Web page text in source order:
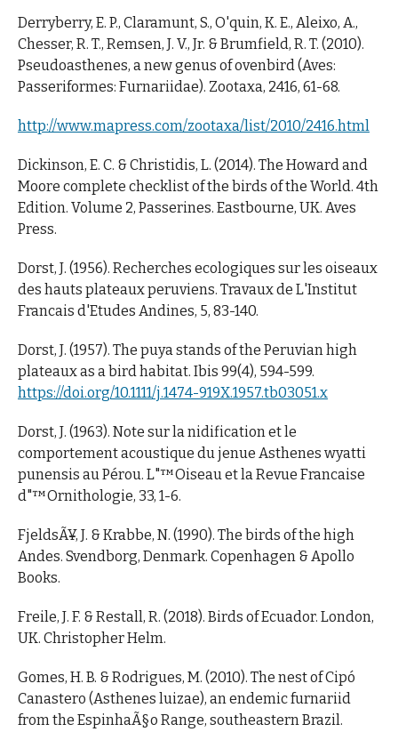
Derryberry, E. P., Claramunt, S., O'quin, K. E., Aleixo, A.,
Chesser, R. T., Remsen, J. V., Jr. & Brumfield, R. T. (2010).
Pseudoasthenes, a new genus of ovenbird (Aves:
Passeriformes: Furnariidae). Zootaxa, 2416, 61-68.
http://www.mapress.com/zootaxa/list/2010/2416.html
Dickinson, E. C. & Christidis, L. (2014). The Howard and
Moore complete checklist of the birds of the World. 4th
Edition. Volume 2, Passerines. Eastbourne, UK. Aves
Press.
Dorst, J. (1956). Recherches ecologiques sur les oiseaux
des hauts plateaux peruviens. Travaux de L'Institut
Francais d'Etudes Andines, 5, 83-140.
Dorst, J. (1957). The puya stands of the Peruvian high
plateaux as a bird habitat. Ibis 99(4), 594-599.
https://doi.org/10.1111/j.1474-919X.1957.tb03051.x
Dorst, J. (1963). Note sur la nidification et le
comportement acoustique du jenue Asthenes wyatti
punensis au Pérou. L"™Oiseau et la Revue Francaise
d"™Ornithologie, 33, 1-6.
FjeldsÃ¥, J. & Krabbe, N. (1990). The birds of the high
Andes. Svendborg, Denmark. Copenhagen & Apollo
Books.
Freile, J. F. & Restall, R. (2018). Birds of Ecuador. London,
UK. Christopher Helm.
Gomes, H. B. & Rodrigues, M. (2010). The nest of Cipó
Canastero (Asthenes luizae), an endemic furnariid
from the EspinhaÃ§o Range, southeastern Brazil.